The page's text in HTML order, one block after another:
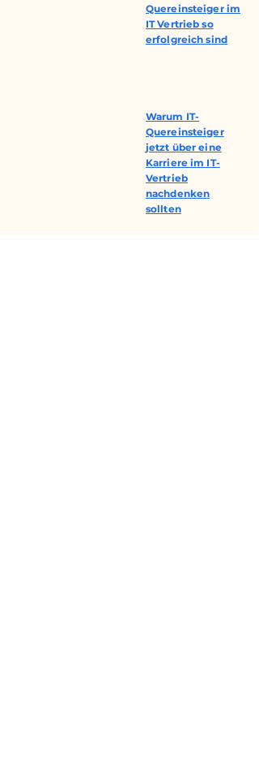
Quereinsteiger im
IT Vertrieb so
erfolgreich sind
Warum IT-
Quereinsteiger
jetzt über eine
Karriere im IT-
Vertrieb
nachdenken
sollten